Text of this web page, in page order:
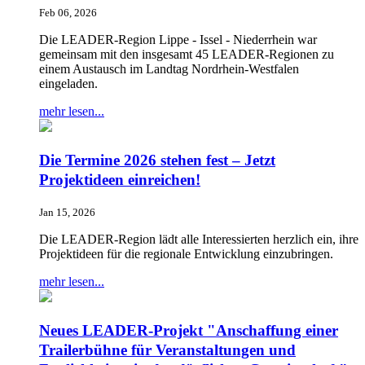
Feb 06, 2026
Die LEADER-Region Lippe - Issel - Niederrhein war
gemeinsam mit den insgesamt 45 LEADER-Regionen zu
einem Austausch im Landtag Nordrhein-Westfalen
eingeladen.
mehr lesen...
Die Termine 2026 stehen fest – Jetzt
Projektideen einreichen!
Jan 15, 2026
Die LEADER-Region lädt alle Interessierten herzlich ein, ihre
Projektideen für die regionale Entwicklung einzubringen.
mehr lesen...
Neues LEADER-Projekt "Anschaffung einer
Trailerbühne für Veranstaltungen und